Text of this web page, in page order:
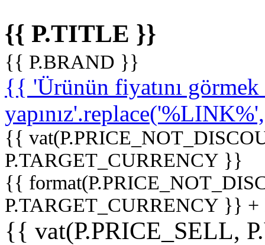
{{ P.TITLE }}
{{ P.BRAND }}
{{ 'Ürünün fiyatını
{{
P.TARGET_CURRENCY }}
{{
P.TARGET_CURRENCY }}
{{ vat(P.PRICE_SELL,